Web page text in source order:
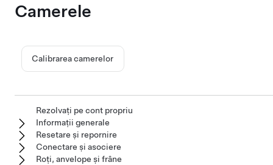
Camerele
Calibrarea camerelor
Rezolvați pe cont propriu
Informații generale
Resetare și repornire
Conectare și asociere
Roți, anvelope și frâne